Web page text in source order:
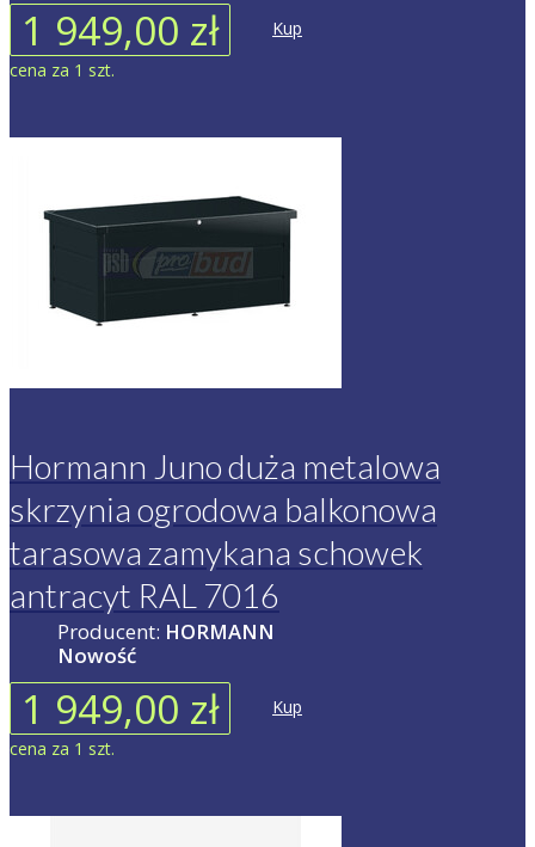
1 949,00 zł
Kup
cena za 1 szt.
Hormann Juno duża metalowa
skrzynia ogrodowa balkonowa
tarasowa zamykana schowek
antracyt RAL 7016
Producent: HORMANN
Nowość
1 949,00 zł
Kup
cena za 1 szt.